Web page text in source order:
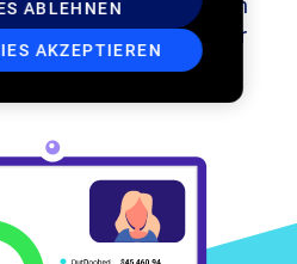
Demo und erfahren
OOH-Medien effizienter
verwalten und
ABLEHNEN
AKZEPTIEREN